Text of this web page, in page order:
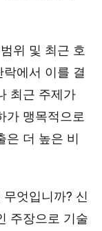
위 및 최근 호
에서 이를 결
최근 주제가
가 맹목적으로
은 더 높은 비
엇입니까? 신
주장으로 기술